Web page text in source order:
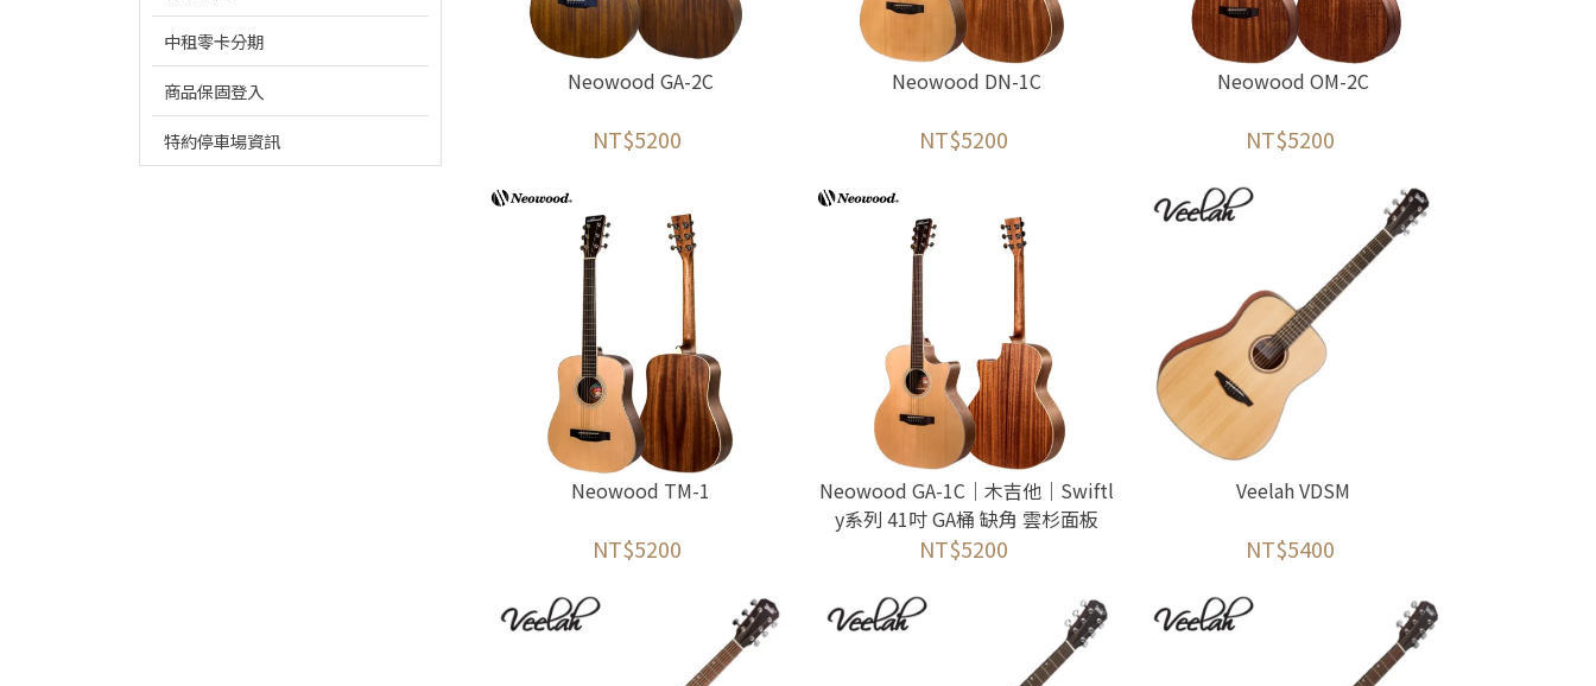
中租零卡分期
商品保固登入
特約停車場資訊
Neowood GA-2C
NT$5200
Neowood DN-1C
NT$5200
Neowood OM-2C
NT$5200
Neowood TM-1
NT$5200
Neowood GA-1C｜木吉他｜Swiftl
y系列 41吋 GA桶 缺角 雲杉面板
NT$5200
Veelah VDSM
NT$5400